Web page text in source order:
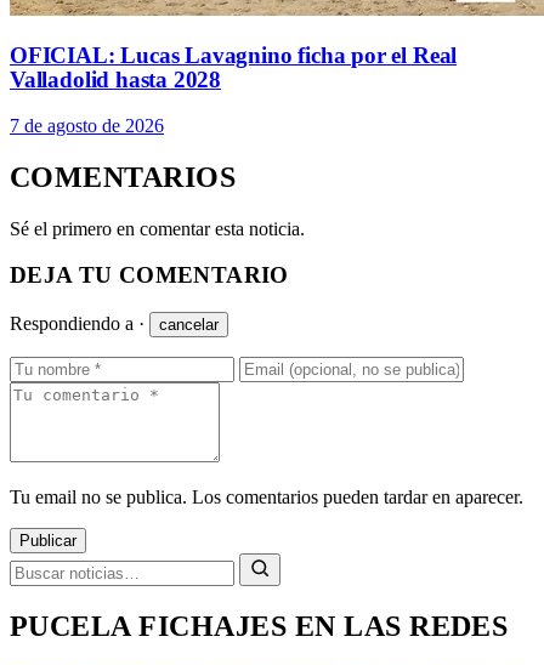
OFICIAL: Lucas Lavagnino ficha por el Real
Valladolid hasta 2028
7 de agosto de 2026
COMENTARIOS
Sé el primero en comentar esta noticia.
DEJA TU COMENTARIO
Respondiendo a · cancelar
Tu email no se publica. Los comentarios pueden tardar en aparecer.
Publicar
PUCELA FICHAJES EN LAS REDES